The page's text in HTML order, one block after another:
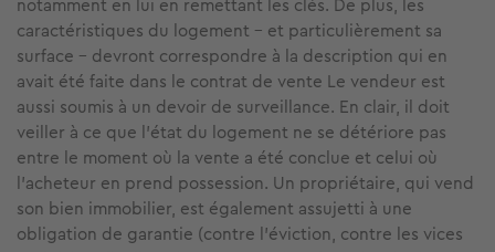
caractéristiques du logement – et particulièrement sa
surface - devront correspondre à la description qui en
avait été faite dans le contrat de vente Le vendeur est
aussi soumis à un devoir de surveillance. En clair, il doit
veiller à ce que l’état du logement ne se détériore pas
entre le moment où la vente a été conclue et celui où
l’acheteur en prend possession. Un propriétaire, qui vend
son bien immobilier, est également assujetti à une
obligation de garantie (contre l’éviction, contre les vices